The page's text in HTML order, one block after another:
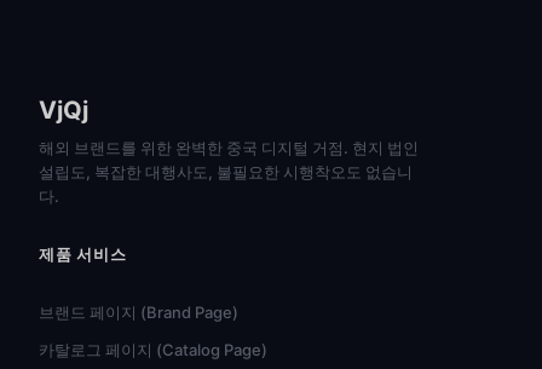
VjQj
해외 브랜드를 위한 완벽한 중국 디지털 거점. 현지 법인
설립도, 복잡한 대행사도, 불필요한 시행착오도 없습니
다.
제품 서비스
브랜드 페이지 (Brand Page)
카탈로그 페이지 (Catalog Page)